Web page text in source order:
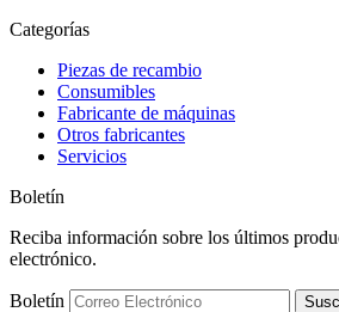
Categorías
Piezas de recambio
Consumibles
Fabricante de máquinas
Otros fabricantes
Servicios
Boletín
Reciba información sobre los últimos
electrónico.
Boletín